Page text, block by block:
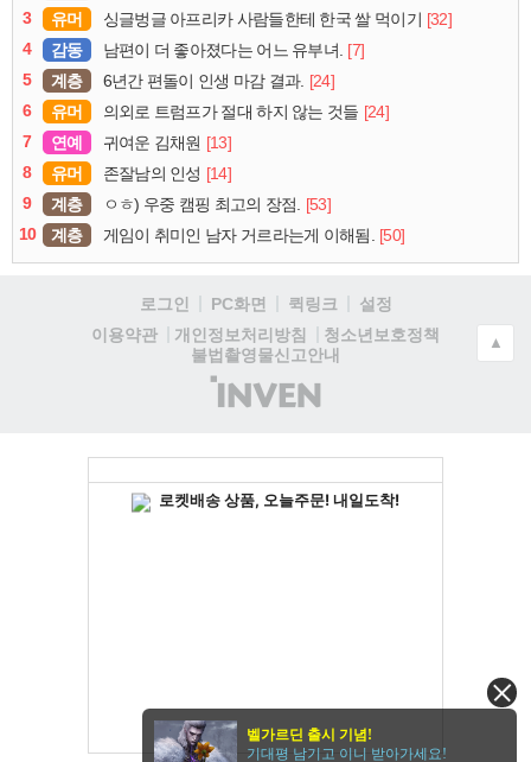
3
유머 싱글벙글 아프리카 사람들한테 한국 쌀 먹이기
[32]
4
감동 남편이 더 좋아졌다는 어느 유부녀. [7]
5
계층 6년간 편돌이 인생 마감 결과. [24]
6
유머 의외로 트럼프가 절대 하지 않는 것들 [24]
7
연예 귀여운 김채원 [13]
8
유머 존잘남의 인성 [14]
9
계층 ㅇㅎ) 우중 캠핑 최고의 장점. [53]
10
계층 게임이 취미인 남자 거르라는게 이해됨. [50]
로그인 PC화면 퀵링크
설정
이용약관
개인정보처리방침
청소년보호정책
불법촬영물신고안내
(주)
인
▲
벨가르딘 출시 기념!
기대평 남기고 이니 받아가세요!